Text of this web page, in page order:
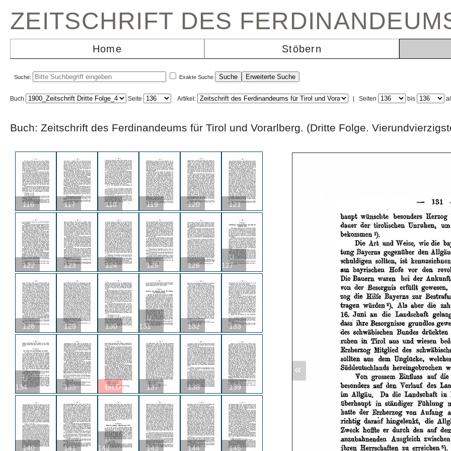
ZEITSCHRIFT DES
Home Stöbern
Suche: Exakte Suche
Buch Seite Artikel: Seiten bis
Buch: Zeitschrift des Ferdinandeums für Tirol und Vorarlberg. (Dritte Folge.
116 117 118 119 120 121
122 123 124 125 126
U
127
128 129 130
U
131
132 133
U
134
135 BILD 137 138 139
140 141
U
142
143 144 145
«